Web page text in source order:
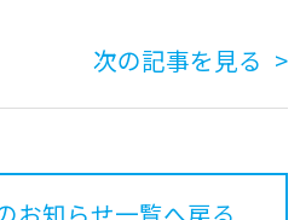
次の記事を見る